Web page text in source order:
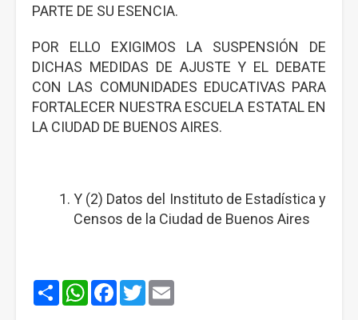
PARTE DE SU ESENCIA.
POR ELLO EXIGIMOS LA SUSPENSIÓN DE
DICHAS MEDIDAS DE AJUSTE Y EL DEBATE
CON LAS COMUNIDADES EDUCATIVAS PARA
FORTALECER NUESTRA ESCUELA ESTATAL EN
LA CIUDAD DE BUENOS AIRES.
Y (2) Datos del Instituto de Estadística y
Censos de la Ciudad de Buenos Aires
ShareWhatsApp
Facebook
Twitter